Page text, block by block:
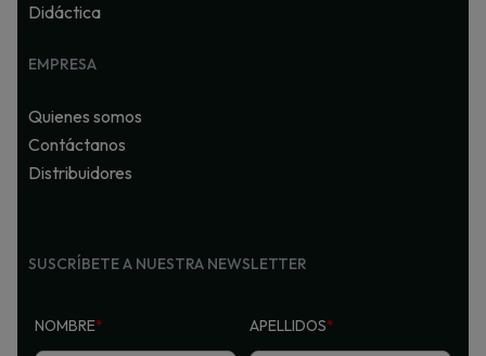
Didáctica
EMPRESA
Quienes somos
Contáctanos
Distribuidores
SUSCRÍBETE A NUESTRA NEWSLETTER
NOMBRE* APELLIDOS*